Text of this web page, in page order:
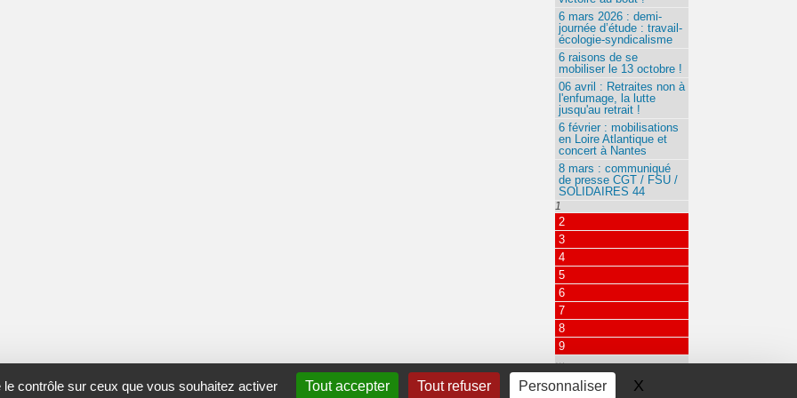
contrôle sur ceux que vous souhaitez activer Tout accepter Tout refuser Personnaliser X
6 mars 2026 : demi-
journée d’étude : travail-
écologie-syndicalisme
6 raisons de se
mobiliser le 13 octobre !
06 avril : Retraites non à
l'enfumage, la lutte
jusqu'au retrait !
6 février : mobilisations
en Loire Atlantique et
concert à Nantes
8 mars : communiqué
de presse CGT / FSU /
SOLIDAIRES 44
1
2
3
4
5
6
7
8
9
…
115